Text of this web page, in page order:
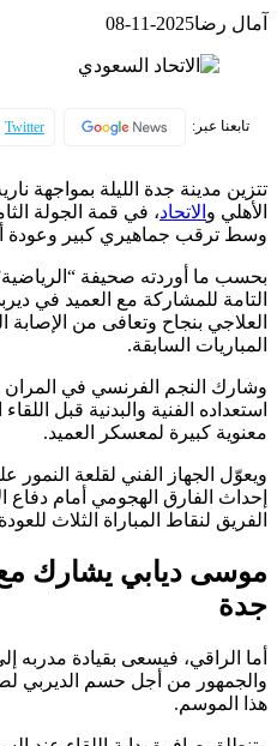
آمال رضا2025-11-08
تابعنا عبر: Twitter
تتزين مدينة جدة الليلة بمواجهة
الأهلي و الاتحاد، في قمة الجولة
وسط ترقب جماهيري كبير وعودة
بحسب ما أوردته صحيفة
التامة للمشاركة مع العميد في
العلاجي بنجاح وتعافى من
المباريات السابقة.
وشارك النجم الفرنسي في المران
استعداده الفنية والبدنية قبل
معنوية كبيرة لمعسكر العميد.
ويعوّل الجهاز الفني لقلعة
إحداث الفارق الهجومي أمام
الفريق لنقاط المباراة الثلاث
موسى ديابي يشارك مع
جدة
أما الراقي، فيسعى بقيادة مدربه
والجمهور من أجل حسم الديربي
هذا الموسم.